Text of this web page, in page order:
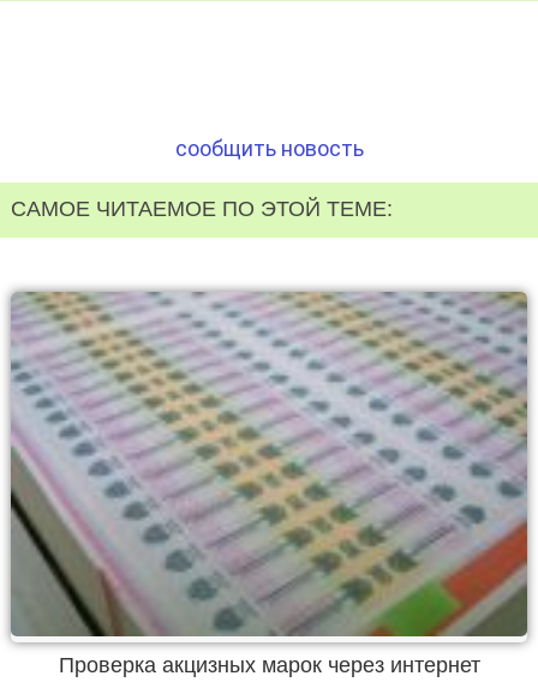
сообщить новость
САМОЕ ЧИТАЕМОЕ ПО ЭТОЙ ТЕМЕ:
Проверка акцизных марок через интернет